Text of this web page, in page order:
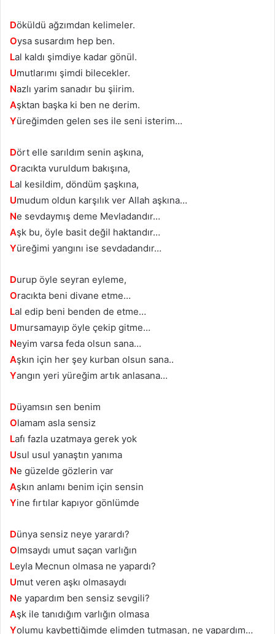
Döküldü ağzımdan kelimeler.
Oysa susardım hep ben.
Lal kaldı şimdiye kadar gönül.
Umutlarımı şimdi bilecekler.
Nazlı yarim sanadır bu şiirim.
Aşktan başka ki ben ne derim.
Yüreğimden gelen ses ile seni isterim…
Dört elle sarıldım senin aşkına,
Oracıkta vuruldum bakışına,
Lal kesildim, döndüm şaşkına,
Umudum oldun karşılık ver Allah aşkına…
Ne sevdaymış deme Mevladandır…
Aşk bu, öyle basit değil haktandır…
Yüreğimi yangını ise sevdadandır…
Durup öyle seyran eyleme,
Oracıkta beni divane etme…
Lal edip beni benden de etme…
Umursamayıp öyle çekip gitme…
Neyim varsa feda olsun sana…
Aşkın için her şey kurban olsun sana..
Yangın yeri yüreğim artık anlasana…
Düyamsın sen benim
Olamam asla sensiz
Lafı fazla uzatmaya gerek yok
Usul usul yanaştın yanıma
Ne güzelde gözlerin var
Aşkın anlamı benim için sensin
Yine fırtılar kapıyor gönlümde
Dünya sensiz neye yarardı?
Olmsaydı umut saçan varlığın
Leyla Mecnun olmasa ne yapardı?
Umut veren aşkı olmasaydı
Ne yapardım ben sensiz sevgili?
Aşk ile tanıdığım varlığın olmasa
Yolumu kaybettiğimde elimden tutmasan, ne yapardım…